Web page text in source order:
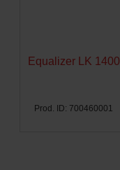
Equalizer LK 1400
Prod. ID: 700460001